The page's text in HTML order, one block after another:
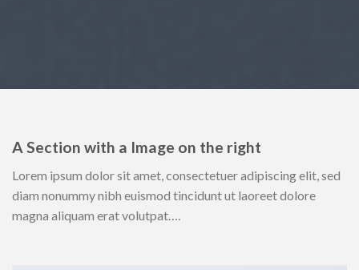
A Section with a Image on the right
Lorem ipsum dolor sit amet, consectetuer adipiscing elit, sed
diam nonummy nibh euismod tincidunt ut laoreet dolore
magna aliquam erat volutpat….